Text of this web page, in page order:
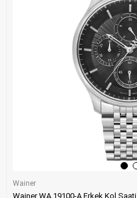
Wainer
Wainer WA.19100-A Erkek Kol Saati